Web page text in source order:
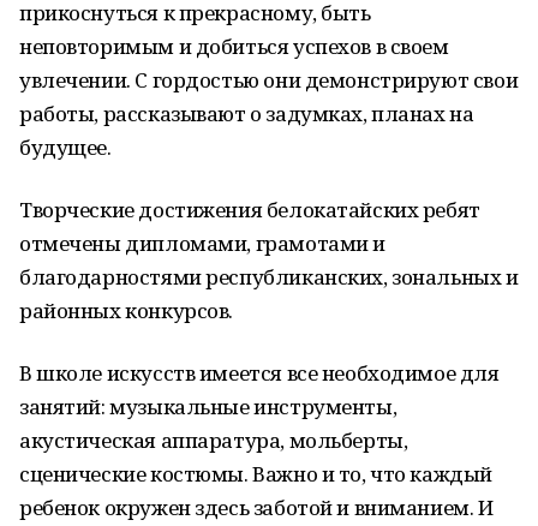
прикоснуться к прекрасному, быть
неповторимым и добиться успехов в своем
увлечении. С гордостью они демонстрируют свои
работы, рассказывают о задумках, планах на
будущее.
Творческие достижения белокатайских ребят
отмечены дипломами, грамотами и
благодарностями республиканских, зональных и
районных конкурсов.
В школе искусств имеется все необходимое для
занятий: музыкальные инструменты,
акустическая аппаратура, мольберты,
сценические костюмы. Важно и то, что каждый
ребенок окружен здесь заботой и вниманием. И